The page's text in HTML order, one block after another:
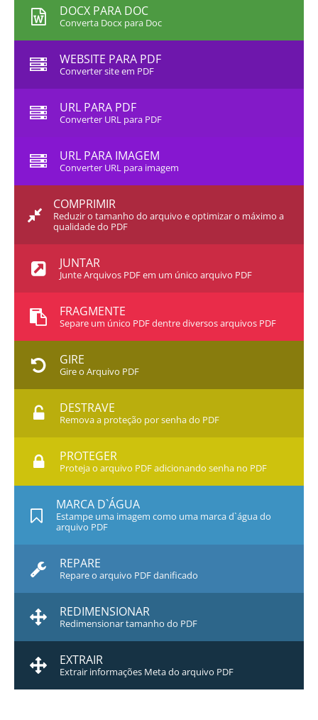
DOCX PARA DOC
Converta Docx para Doc
WEBSITE PARA PDF
Converter site em PDF
URL PARA PDF
Converter URL para PDF
URL PARA IMAGEM
Converter URL para imagem
COMPRIMIR
Reduzir o tamanho do arquivo e optimizar o máximo a
qualidade do PDF
JUNTAR
Junte Arquivos PDF em um único arquivo PDF
FRAGMENTE
Separe um único PDF dentre diversos arquivos PDF
GIRE
Gire o Arquivo PDF
DESTRAVE
Remova a proteção por senha do PDF
PROTEGER
Proteja o arquivo PDF adicionando senha no PDF
MARCA D`ÁGUA
Estampe uma imagem como uma marca d`água do
arquivo PDF
REPARE
Repare o arquivo PDF danificado
REDIMENSIONAR
Redimensionar tamanho do PDF
EXTRAIR
Extrair informações Meta do arquivo PDF